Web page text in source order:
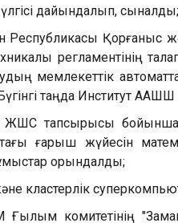
дайындалып, сыналды;
Республикасы Қорғаныс
регламентінің
мемлекеттік
Бүгінгі таңда Институт
тапсырысы бойынша
ғарыш жүйесін
орындалды;
кластерлік
комитетінің